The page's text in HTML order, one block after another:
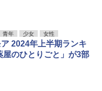
青年 少女 女性
2024年上半期ランキ
屋のひとりごと」が3部